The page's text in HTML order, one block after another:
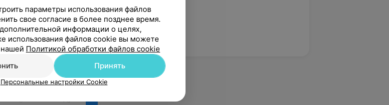
параметры использования файлов
свое согласие в более позднее время.
информации о целях,
использования файлов cookie вы можете
нашей Политикой обработки файлов cookie
Принять
Персональные настройки Cookie